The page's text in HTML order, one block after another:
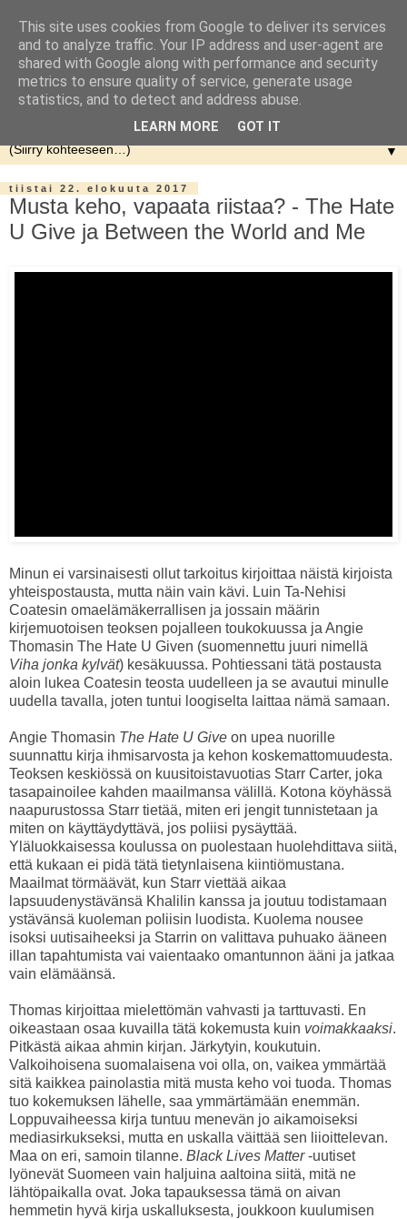
▼
tiistai 22. elokuuta 2017
Musta keho, vapaata riistaa? - The Hate
U Give ja Between the World and Me
Minun ei varsinaisesti ollut tarkoitus kirjoittaa näistä kirjoista
yhteispostausta, mutta näin vain kävi. Luin Ta-Nehisi
Coatesin omaelämäkerrallisen ja jossain määrin
kirjemuotoisen teoksen pojalleen toukokuussa ja Angie
Thomasin The Hate U Given (suomennettu juuri nimellä
Viha jonka kylvät) kesäkuussa. Pohtiessani tätä postausta
aloin lukea Coatesin teosta uudelleen ja se avautui minulle
uudella tavalla, joten tuntui loogiselta laittaa nämä samaan.
Angie Thomasin The Hate U Give on upea nuorille
suunnattu kirja ihmisarvosta ja kehon koskemattomuudesta.
Teoksen keskiössä on kuusitoistavuotias Starr Carter, joka
tasapainoilee kahden maailmansa välillä. Kotona köyhässä
naapurustossa Starr tietää, miten eri jengit tunnistetaan ja
miten on käyttäydyttävä, jos poliisi pysäyttää.
Yläluokkaisessa koulussa on puolestaan huolehdittava siitä,
että kukaan ei pidä tätä tietynlaisena kiintiömustana.
Maailmat törmäävät, kun Starr viettää aikaa
lapsuudenystävänsä Khalilin kanssa ja joutuu todistamaan
ystävänsä kuoleman poliisin luodista. Kuolema nousee
isoksi uutisaiheeksi ja Starrin on valittava puhuako ääneen
illan tapahtumista vai vaientaako omantunnon ääni ja jatkaa
vain elämäänsä.
Thomas kirjoittaa mielettömän vahvasti ja tarttuvasti. En
oikeastaan osaa kuvailla tätä kokemusta kuin voimakkaaksi.
Pitkästä aikaa ahmin kirjan. Järkytyin, koukutuin.
Valkoihoisena suomalaisena voi olla, on, vaikea ymmärtää
sitä kaikkea painolastia mitä musta keho voi tuoda. Thomas
tuo kokemuksen lähelle, saa ymmärtämään enemmän.
Loppuvaiheessa kirja tuntuu menevän jo aikamoiseksi
mediasirkukseksi, mutta en uskalla väittää sen liioittelevan.
Maa on eri, samoin tilanne. Black Lives Matter-uutiset
lyönevät Suomeen vain haljuina aaltoina siitä, mitä ne
lähtöpaikalla ovat. Joka tapauksessa tämä on aivan
hemmetin hyvä kirja uskalluksesta, joukkoon kuulumisen
This site uses cookies from Google to deliver its services
and to analyze traffic. Your IP address and user-agent are
shared with Google along with performance and security
metrics to ensure quality of service, generate usage
statistics, and to detect and address abuse.
LEARN MORE GOT IT